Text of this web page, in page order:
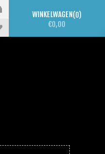
WINKELWAGEN 0
€0,00